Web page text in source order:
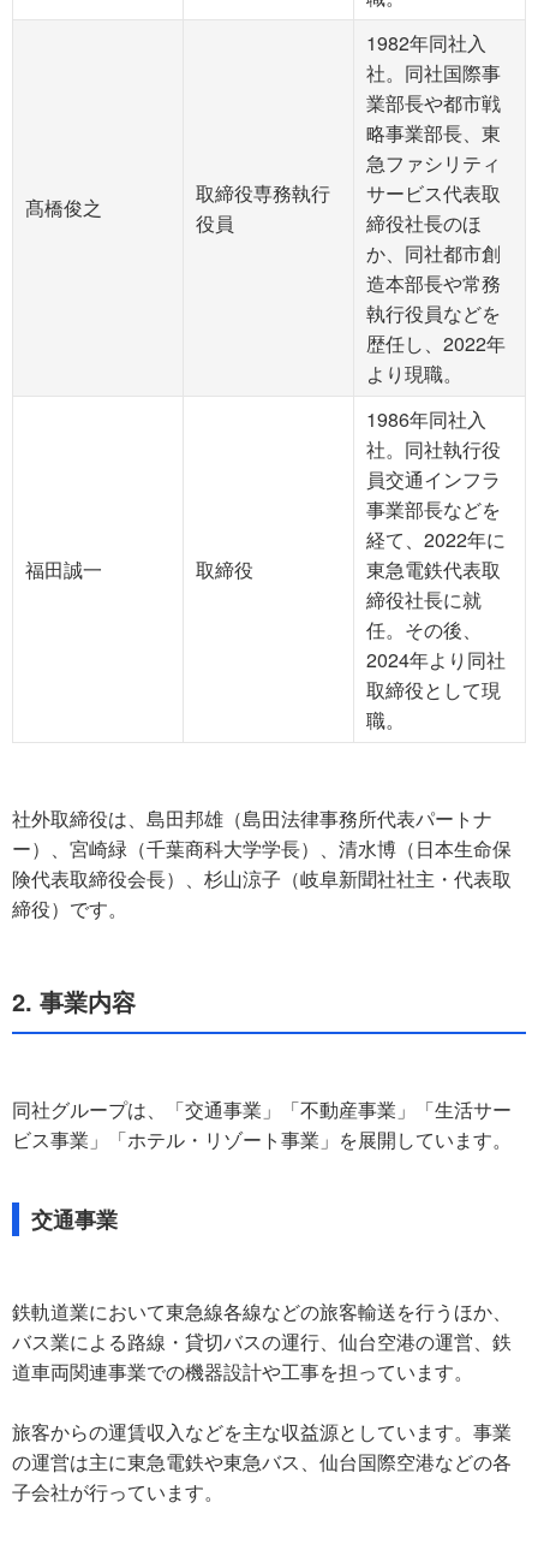
髙橋俊之
取締役専務執行
役員
1982年同社入
社。同社国際事
業部長や都市戦
略事業部長、東
急ファシリティ
サービス代表取
締役社長のほ
か、同社都市創
造本部長や常務
執行役員などを
歴任し、2022年
より現職。
福田誠一 取締役
1986年同社入
社。同社執行役
員交通インフラ
事業部長などを
経て、2022年に
東急電鉄代表取
締役社長に就
任。その後、
2024年より同社
取締役として現
職。
社外取締役は、島田邦雄（島田法律事務所代表パートナ
ー）、宮崎緑（千葉商科大学学長）、清水博（日本生命保
険代表取締役会長）、杉山涼子（岐阜新聞社社主・代表取
締役）です。
2. 事業内容
同社グループは、「交通事業」「不動産事業」「生活サー
ビス事業」「ホテル・リゾート事業」を展開しています。
交通事業
鉄軌道業において東急線各線などの旅客輸送を行うほか、
バス業による路線・貸切バスの運行、仙台空港の運営、鉄
道車両関連事業での機器設計や工事を担っています。
旅客からの運賃収入などを主な収益源としています。事業
の運営は主に東急電鉄や東急バス、仙台国際空港などの各
子会社が行っています。